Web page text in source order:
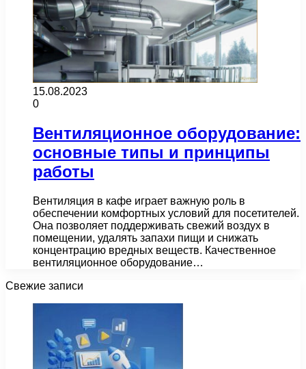
15.08.2023
0
Вентиляционное оборудование:
основные типы и принципы
работы
Вентиляция в кафе играет важную роль в
обеспечении комфортных условий для посетителей.
Она позволяет поддерживать свежий воздух в
помещении, удалять запахи пищи и снижать
концентрацию вредных веществ. Качественное
вентиляционное оборудование…
Свежие записи